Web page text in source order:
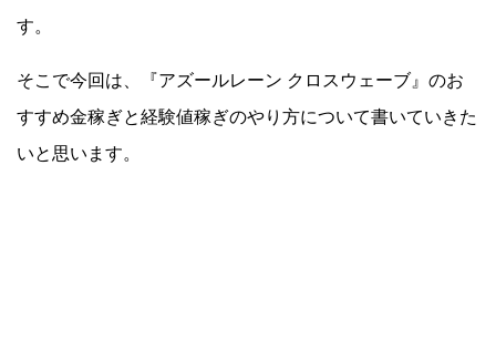
す。
そこで今回は、『アズールレーン クロスウェーブ』のお
すすめ金稼ぎと経験値稼ぎのやり方について書いていきた
いと思います。